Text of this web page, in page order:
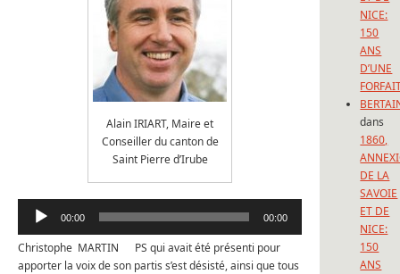
Alain IRIART, Maire et
Conseiller du canton de
Saint Pierre d’Irube
Lecteur
audio
00:00 00:00
Christophe MARTIN PS qui avait été présenti pour
apporter la voix de son partis s’est désisté, ainsi que tous
NICE:
150
ANS
D’UNE
dans
1860,
DE LA
SAVOIE
ET DE
NICE:
150
ANS